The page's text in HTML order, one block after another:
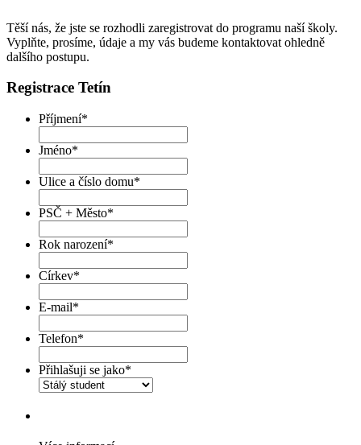
Těší nás, že jste se rozhodli zaregistrovat do programu naší školy.
Vyplňte, prosíme, údaje a my vás budeme kontaktovat ohledně
dalšího postupu.
Registrace Tetín
Příjmení*
Jméno*
Ulice a číslo domu*
PSČ + Město*
Rok narození*
Církev*
E-mail*
Telefon*
Přihlašuji se jako*